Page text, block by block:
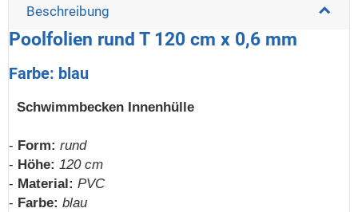
Beschreibung
Poolfolien rund T 120 cm x 0,6 mm
Farbe: blau
Schwimmbecken Innenhülle
- Form: rund
- Höhe: 120 cm
- Material: PVC
- Farbe: blau